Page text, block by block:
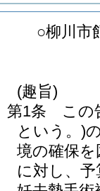
○柳川市
(趣旨)
第1条
この
という。)
境の確保
に対し、